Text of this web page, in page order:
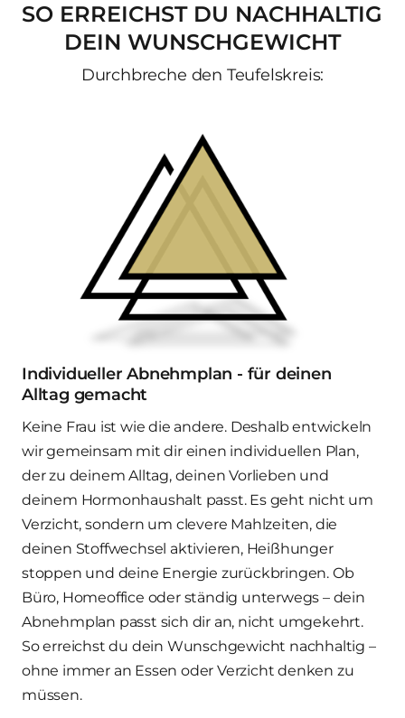
SO ERREICHST DU
DEIN WUNSCHGEWICHT
Durchbreche den Teufelskreis:
Individueller Abnehmplan - für deinen
Alltag gemacht
Keine Frau ist wie die andere. Deshalb entwickeln
wir gemeinsam mit dir einen individuellen Plan,
der zu deinem Alltag, deinen Vorlieben und
deinem Hormonhaushalt passt. Es geht nicht um
Verzicht, sondern um clevere Mahlzeiten, die
deinen Stoffwechsel aktivieren, Heißhunger
stoppen und deine Energie zurückbringen. Ob
Büro, Homeoffice oder ständig unterwegs – dein
Abnehmplan passt sich dir an, nicht umgekehrt.
So erreichst du dein Wunschgewicht nachhaltig –
ohne immer an Essen oder Verzicht denken zu
müssen.